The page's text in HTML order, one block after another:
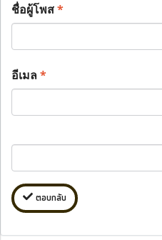
ชื่อผู้โพส*
อีเมล*
ตอบกลับ